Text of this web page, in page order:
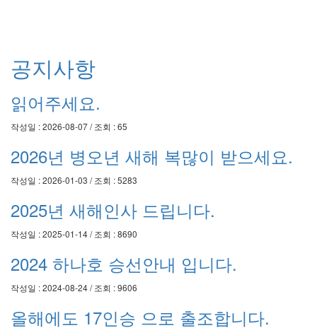
공지사항
읽어주세요.
작성일 : 2026-08-07 / 조회 : 65
2026년 병오년 새해 복많이 받으세요.
작성일 : 2026-01-03 / 조회 : 5283
2025년 새해인사 드립니다.
작성일 : 2025-01-14 / 조회 : 8690
2024 하나호 승선안내 입니다.
작성일 : 2024-08-24 / 조회 : 9606
올해에도 17인승 으로 출조합니다.